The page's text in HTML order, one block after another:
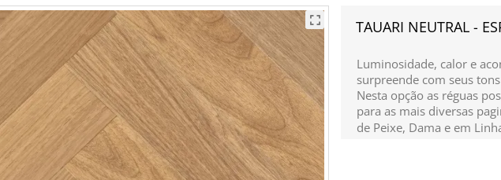
TAUARI NEUTRAL -
Luminosidade, calor e
surpreende com seus
Nesta opção as réguas
para as mais diversas
de Peixe, Dama e em